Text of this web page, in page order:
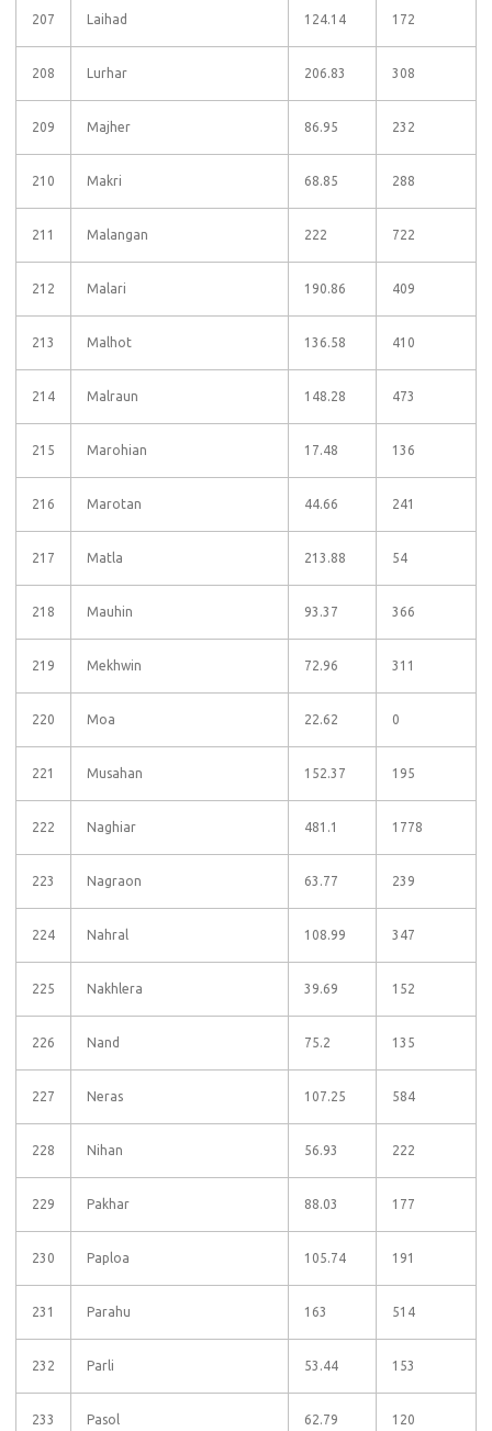
207 Laihad 124.14 172
208 Lurhar 206.83 308
209 Majher 86.95 232
210 Makri 68.85 288
211 Malangan 222 722
212 Malari 190.86 409
213 Malhot 136.58 410
214 Malraun 148.28 473
215 Marohian 17.48 136
216 Marotan 44.66 241
217 Matla 213.88 54
218 Mauhin 93.37 366
219 Mekhwin 72.96 311
220 Moa 22.62 0
221 Musahan 152.37 195
222 Naghiar 481.1 1778
223 Nagraon 63.77 239
224 Nahral 108.99 347
225 Nakhlera 39.69 152
226 Nand 75.2 135
227 Neras 107.25 584
228 Nihan 56.93 222
229 Pakhar 88.03 177
230 Paploa 105.74 191
231 Parahu 163 514
232 Parli 53.44 153
233 Pasol 62.79 120